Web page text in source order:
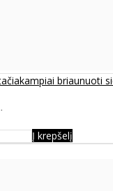
briaunuoti
Į krepšelį